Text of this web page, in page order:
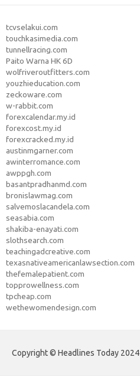
tcvselakui.com
touchkasimedia.com
tunnellracing.com
Paito Warna HK 6D
wolfriveroutfitters.com
youzhieducation.com
zeckoware.com
w-rabbit.com
forexcalendar.my.id
forexcost.my.id
forexcracked.my.id
austinmgarner.com
awinterromance.com
awppgh.com
basantpradhanmd.com
bronislawmag.com
salvemoslacandela.com
seasabia.com
shakiba-enayati.com
slothsearch.com
teachingadcreative.com
texasnativeamericanlawsection.com
thefemalepatient.com
topprowellness.com
tpcheap.com
wethewomendesign.com
Copyright © Headlines Today 2024